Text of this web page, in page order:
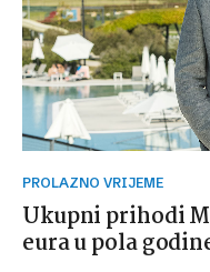
PROLAZNO VRIJEME
Ukupni prihodi
eura u pola